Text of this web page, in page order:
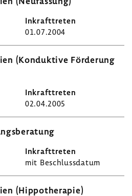
01.07.2004
(Konduk­tive Förde­rung
02.04.2005
mit Beschluss­datum
(Hippo­the­rapie)